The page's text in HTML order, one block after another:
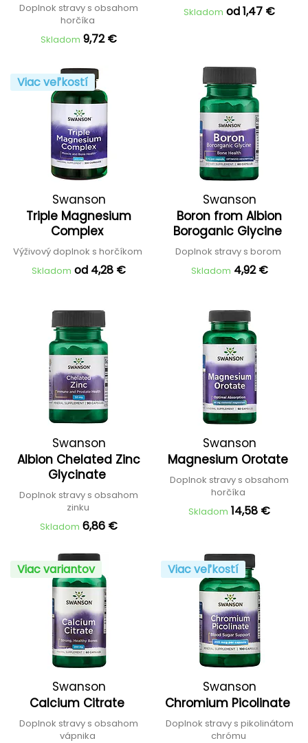
Doplnok stravy s obsahom
horčíka
Skladom 9,72 €
Skladom od 1,47 €
Viac veľkostí
Swanson
Triple Magnesium
Complex
Výživový doplnok s horčíkom
Skladom od 4,28 €
Swanson
Boron from Albion
Boroganic Glycine
Doplnok stravy s borom
Skladom 4,92 €
Swanson
Albion Chelated Zinc
Glycinate
Doplnok stravy s obsahom
zinku
Skladom 6,86 €
Swanson
Magnesium Orotate
Doplnok stravy s obsahom
horčíka
Skladom 14,58 €
Viac variantov
Swanson
Calcium Citrate
Doplnok stravy s obsahom
vápnika
Viac veľkostí
Swanson
Chromium Picolinate
Doplnok stravy s pikolinátom
chrómu